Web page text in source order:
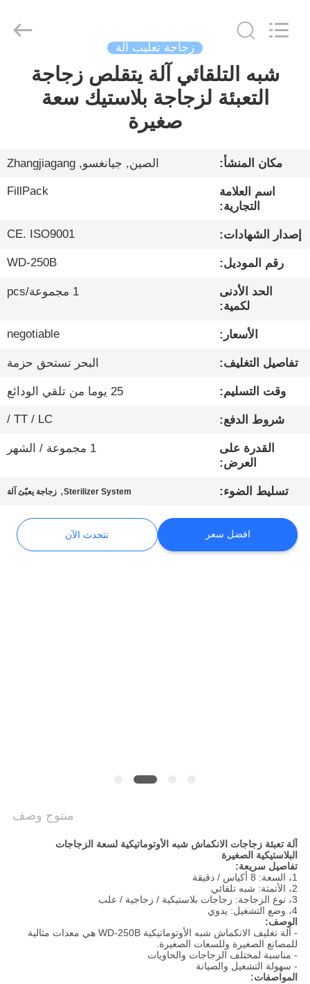
الصفحة
الرئيسية
معلومات
جولة
المعمل
مراقبة
الجودة
اتصل
أخبار
نتحدث
الآن
Machinery
زجاجة تعليب آلة
شبه التلقائي آلة يتقلص زجاجة
التعبئة لزجاجة بلاستيك سعة
صغيرة
مكان المنشأ: الصين, جيانغسو, Zhangjiagang
اسم العلامة
التجارية:
FillPack
إصدار الشهادات: CE. ISO9001
رقم الموديل: WD-250B
الحد الأدنى
لكمية:
1 مجموعة/pcs
الأسعار: negotiable
تفاصيل التغليف: البحر تستحق حزمة
وقت التسليم: 25 يوما من تلقي الودائع
شروط الدفع: TT / LC /
القدرة على
العرض:
1 مجموعة / الشهر
تسليط الضوء: Sterilizer System
, زجاجة يعبّئ آلة
افضل سعر نتحدث الآن
منتوج وصف
آلة تعبئة زجاجات الانكماش شبه الأوتوماتيكية لسعة الزجاجات
البلاستيكية الصغيرة
تفاصيل سريعة:
1، السعة: 8 أكياس / دقيقة
2، الأتمتة: شبه تلقائي
3، نوع الزجاجة: زجاجات بلاستيكية / زجاجية / علب
4، وضع التشغيل: يدوي
الوصف:
- آلة تغليف الانكماش شبه الأوتوماتيكية WD-250B هي معدات مثالية
للمصانع الصغيرة وللسعات الصغيرة.
- مناسبة لمختلف الزجاجات والحاويات
- سهولة التشغيل والصيانة
المواصفات: